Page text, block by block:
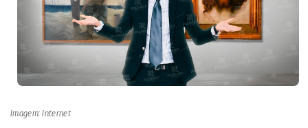
Imagem: Internet